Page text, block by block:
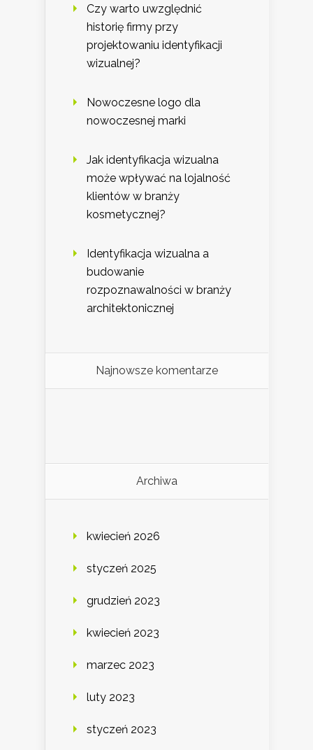
Czy warto uwzględnić
historię firmy przy
projektowaniu identyfikacji
wizualnej?
Nowoczesne logo dla
nowoczesnej marki
Jak identyfikacja wizualna
może wpływać na lojalność
klientów w branży
kosmetycznej?
Identyfikacja wizualna a
budowanie
rozpoznawalności w branży
architektonicznej
Najnowsze komentarze
Archiwa
kwiecień 2026
styczeń 2025
grudzień 2023
kwiecień 2023
marzec 2023
luty 2023
styczeń 2023